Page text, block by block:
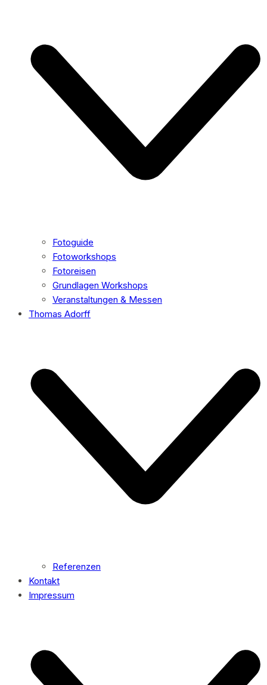
Fotoguide
Fotoworkshops
Fotoreisen
Grundlagen Workshops
Veranstaltungen & Messen
Thomas Adorff
Referenzen
Kontakt
Impressum